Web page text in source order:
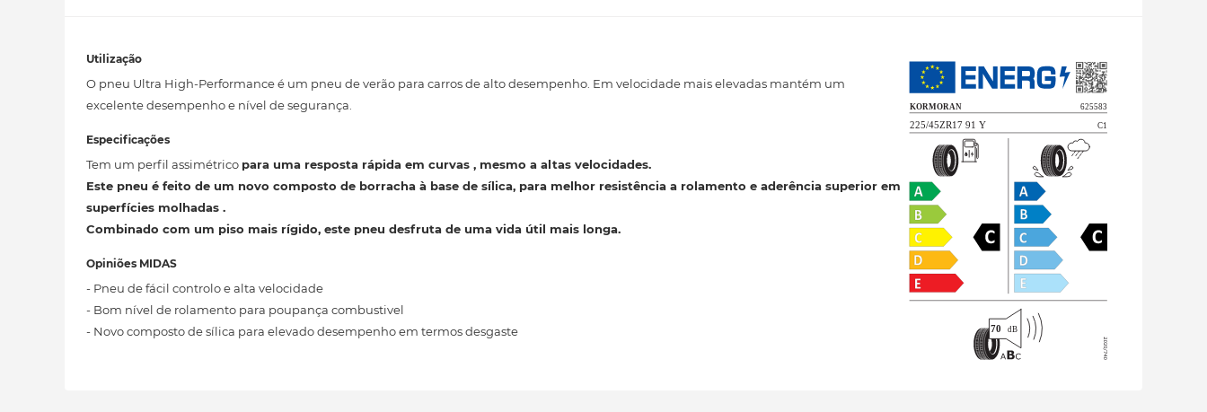
Utilização
O pneu Ultra High-Performance é um pneu de verão para carros de alto desempenho. Em velocidade mais elevadas mantém um
excelente desempenho e nível de segurança.
Especificações
Tem um perfil assimétrico para uma resposta rápida em curvas , mesmo a altas velocidades.
Este pneu é feito de um novo composto de borracha à base de sílica, para melhor resistência a rolamento e aderência superior em
superfícies molhadas .
Combinado com um piso mais rígido, este pneu desfruta de uma vida útil mais longa.
Opiniões MIDAS
- Pneu de fácil controlo e alta velocidade
- Bom nível de rolamento para poupança combustivel
- Novo composto de sílica para elevado desempenho em termos desgaste